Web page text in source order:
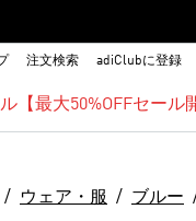
注文検索 adiClubに登録
【最大50%OFFセール
ウェア・服 ブルー